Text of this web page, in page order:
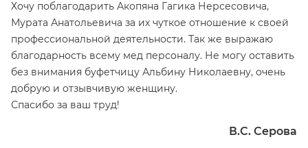
Хочу поблагодарить Акопяна Гагика Нерсесовича,
Мурата Анатольевича за их чуткое отношение к своей
профессиональной деятельности. Так же выражаю
благодарность всему мед персоналу. Не могу оставить
без внимания буфетчицу Альбину Николаевну, очень
добрую и отзывчивую женщину.
Спасибо за ваш труд!
В.С. Серова